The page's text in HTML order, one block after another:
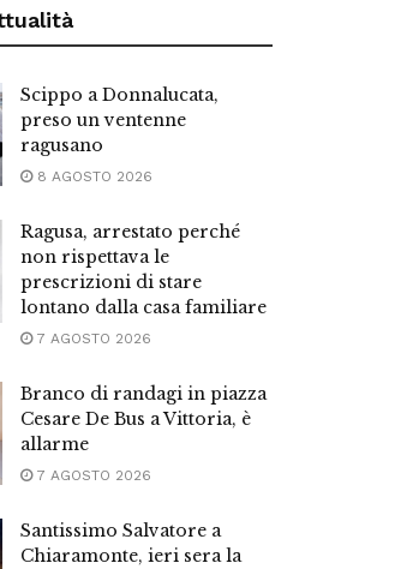
Scippo a Donnalucata,
preso un ventenne
ragusano
8 AGOSTO 2026
Ragusa, arrestato perché
non rispettava le
prescrizioni di stare
lontano dalla casa familiare
7 AGOSTO 2026
Branco di randagi in piazza
Cesare De Bus a Vittoria, è
allarme
7 AGOSTO 2026
Santissimo Salvatore a
Chiaramonte, ieri sera la